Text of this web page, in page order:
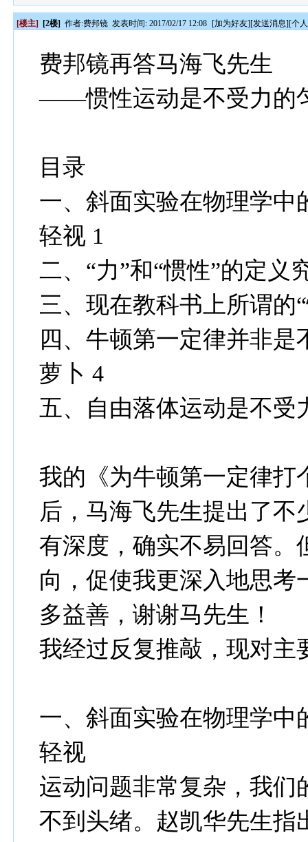
[楼主] [2楼] 作者:费邦镜 发表时间: 2017/02/17 12:08 [加为好友][发送消息][个
费邦镜再答马海飞先生
——惯性运动是不受力的
目录
一、斜面实验在物理学中
轻视 1
二、“力”和“惯性”的定义
三、现在教科书上所谓的
四、牛顿第一定律并非
萝卜 4
五、自由落体运动是不受
我的《为牛顿第一定律打
后，马海飞先生提出了
有深度，确实不易回答。
向，促使我更深入地思考
多益善，谢谢马先生！
我经过反复推敲，现对主
一、斜面实验在物理学中
轻视
运动问题非常复杂，我们
不到头绪。赵凯华先生指